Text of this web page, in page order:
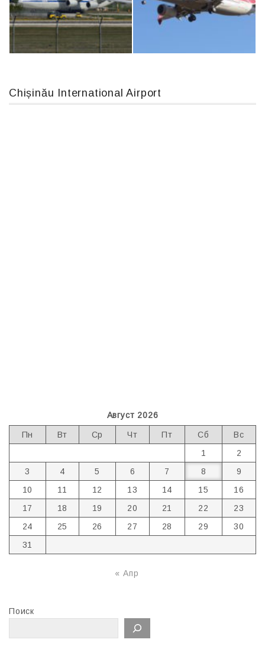
Chișinău International Airport
Август 2026
Пн Вт Ср Чт Пт Сб
Вс
1
2
3
4 5 6 7 8
9
10
11 12 13 14 15
16
17
18 19 20 21 22
23
24
25 26 27 28 29
30
31
« Апр
Поиск